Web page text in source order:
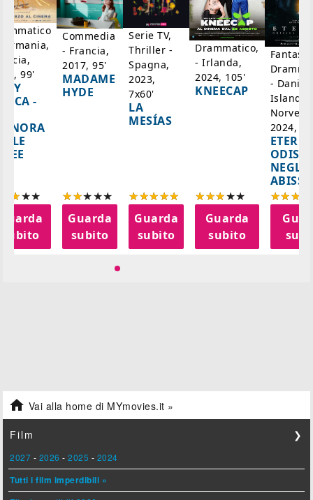
99'
-
subito
Commedia
- Francia,
2017, 95'
MADAME
HYDE
Guarda
subito
Serie TV,
Thriller -
Spagna,
2023,
7x60'
LA
MESÍAS
Guarda
subito
Drammatico,
- Irlanda,
2024, 105'
KNEECAP
Guarda
subito
-
Islanda,
2024,
NEGLI
ABISSI
 Vai alla home di MYmovies.it »
Film ❯
2027 - 2026 -2025 - 2024
Tutti i film imperdibili »